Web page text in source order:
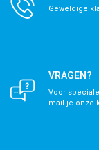
Geweldige
VRAGEN?
Voor
mail je onze